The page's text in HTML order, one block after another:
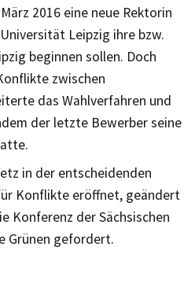
2016 eine neue Rektorin
Leipzig ihre bzw.
beginnen sollen. Doch
zwischen
das Wahlverfahren und
der letzte Bewerber seine
in der entscheidenden
Konflikte eröffnet, geändert
Konferenz der Sächsischen
Grünen gefordert.